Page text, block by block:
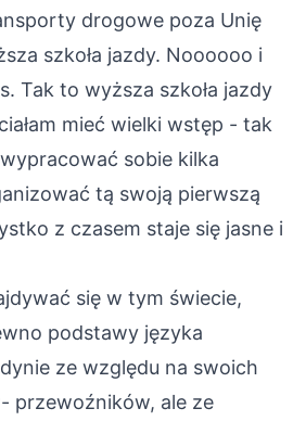
drogowe poza Unię
szkoła jazdy. Noooooo i
Tak to wyższa szkoła jazdy
mieć wielki wstęp - tak
sobie kilka
tą swoją pierwszą
z czasem staje się jasne i
się w tym świecie,
podstawy języka
ze względu na swoich
przewoźników, ale ze